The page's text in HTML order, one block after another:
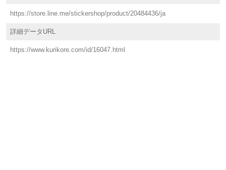
https://store.line.me/stickershop/product/20484436/ja
詳細データURL
https://www.kurikore.com/id/16047.html